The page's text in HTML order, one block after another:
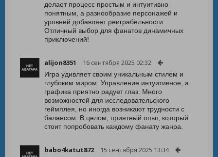
делает процесс простым и интуитивно
понятным, а разнообразие персонажей и
уровней добавляет реиграбельности.
Отличный выбор для фанатов динамичных
приключений!
alijon8351 16 сентября 2025 02:32
Игра удивляет своим уникальным стилем и
глубоким миром. Управление интуитивное, а
графика приятно радует глаз. Много
возможностей для исследовательского
геймплея, но иногда возникают трудности с
балансом. В целом, приятный опыт, который
стоит попробовать каждому фанату жанра.
babo4katut872 15 сентября 2025 13:34